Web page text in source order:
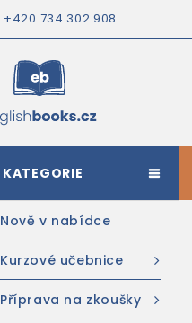
+420 734 302 908
KATEGORIE
Nově v nabídce
Kurzové učebnice
Příprava na zkoušky